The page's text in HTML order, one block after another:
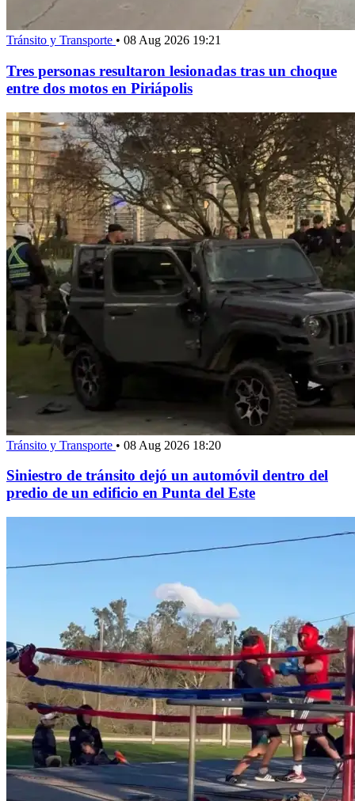
Tránsito y Transporte • 08 Aug 2026 19:21
Tres personas resultaron lesionadas tras un choque
entre dos motos en Piriápolis
Tránsito y Transporte • 08 Aug 2026 18:20
Siniestro de tránsito dejó un automóvil dentro del
predio de un edificio en Punta del Este